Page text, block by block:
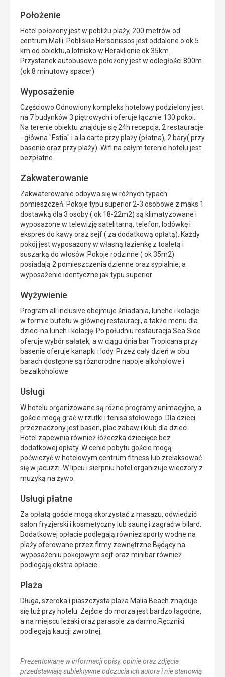
Położenie
Hotel położony jest w pobliżu plaży, 200 metrów od
centrum Malii..Pobliskie Hersonissos jest oddalone o ok 5
km od obiektu,a lotnisko w Heraklionie ok 35km.
Przystanek autobusowe położony jest w odległości 800m
(ok 8 minutowy spacer)
Wyposażenie
Częściowo Odnowiony kompleks hotelowy podzielony jest
na 7 budynków 3 piętrowych i oferuje łącznie 130 pokoi.
Na terenie obiektu znajduje się 24h recepcja, 2 restauracje
- główna "Estia" i a la carte przy plaży (płatna), 2 bary( przy
basenie oraz przy plaży). Wifi na całym terenie hotelu jest
bezpłatne.
Zakwaterowanie
Zakwaterowanie odbywa się w różnych typach
pomieszczeń. Pokoje typu superior 2-3 osobowe z maks 1
dostawką dla 3 osoby ( ok 18-22m2) są klimatyzowane i
wyposażone w telewizję satelitarną, telefon, lodówkę i
ekspres do kawy oraz sejf ( za dodatkową opłatą). Każdy
pokój jest wyposażony w własną łazienkę z toaletą i
suszarką do włosów. Pokoje rodzinne ( ok 35m2)
posiadają 2 pomieszczenia dzienne oraz sypialnie, a
wyposażenie identyczne jak typu superior
Wyżywienie
Program all inclusive obejmuje śniadania, lunche i kolacje
w formie bufetu w głównej restauracji, a także menu dla
dzieci na lunch i kolację. Po południu restauracja Sea Side
oferuje wybór sałatek, a w ciągu dnia bar Tropicana przy
basenie oferuje kanapki i lody. Przez cały dzień w obu
barach dostępne są różnorodne napoje alkoholowe i
bezalkoholowe
Usługi
W hotelu organizowane są różne programy animacyjne, a
goście mogą grać w rzutki i tenisa stołowego. Dla dzieci
przeznaczony jest basen, plac zabaw i klub dla dzieci.
Hotel zapewnia również łóżeczka dziecięce bez
dodatkowej opłaty. W cenie pobytu goście mogą
poćwiczyć w hotelowym centrum fitness lub zrelaksować
się w jacuzzi. W lipcu i sierpniu hotel organizuje wieczory z
muzyką na żywo.
Usługi płatne
Za opłatą goście mogą skorzystać z masażu, odwiedzić
salon fryzjerski i kosmetyczny lub saunę i zagrać w bilard.
Dodatkowej opłacie podlegają również sporty wodne na
plaży oferowane przez firmy zewnętrzne.Będący na
wyposażeniu pokojowym sejf oraz minibar również
podlegają ekstra opłacie.
Plaża
Długa, szeroka i piaszczysta plaża Malia Beach znajduje
się tuż przy hotelu. Zejście do morza jest bardzo łagodne,
a na miejscu leżaki oraz parasole za darmo.Ręczniki
podlegają kaucji zwrotnej.
Prezentowane w informacji opisy, opinie oraz zdjęcia
przedstawiają subiektywne odczucia ich autora i nie stanowią